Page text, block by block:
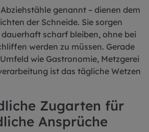
genannt – dienen dem
der Schneide. Sie sorgen
dauerhaft scharf bleiben, ohne bei
werden zu müssen. Gerade
wie Gastronomie, Metzgerei
ist das tägliche Wetzen
Zugarten für
Ansprüche